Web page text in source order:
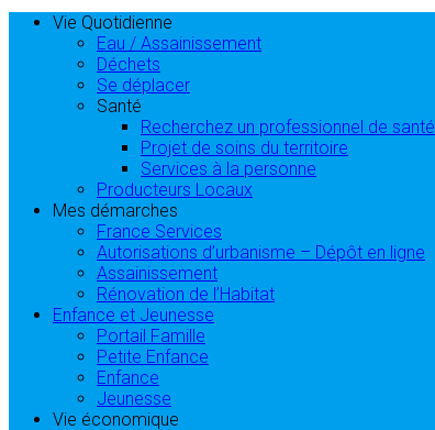
Vie Quotidienne
Eau / Assainissement
Déchets
Se déplacer
Santé
Recherchez un professionnel de santé
Projet de soins du territoire
Services à la personne
Producteurs Locaux
Mes démarches
France Services
Autorisations d’urbanisme – Dépôt en ligne
Assainissement
Rénovation de l’Habitat
Enfance et Jeunesse
Portail Famille
Petite Enfance
Enfance
Jeunesse
Vie économique